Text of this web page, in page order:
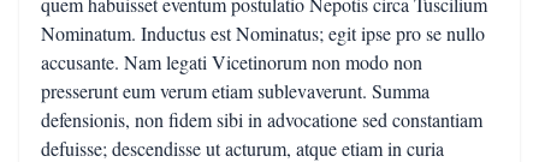
Nominatum. Inductus est Nominatus; egit ipse pro se nullo
accusante. Nam legati Vicetinorum non modo non
presserunt eum verum etiam sublevaverunt. Summa
defensionis, non fidem sibi in advocatione sed constantiam
defuisse; descendisse ut acturum, atque etiam in curia